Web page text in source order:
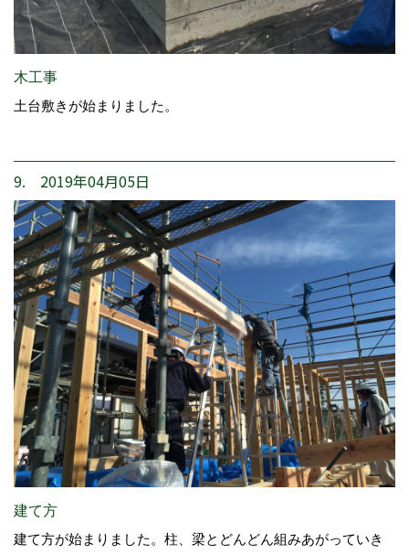
木工事
土台敷きが始まりました。
9. 2019年04月05日
建て方
建て方が始まりました。柱、梁とどんどん組みあがっていき